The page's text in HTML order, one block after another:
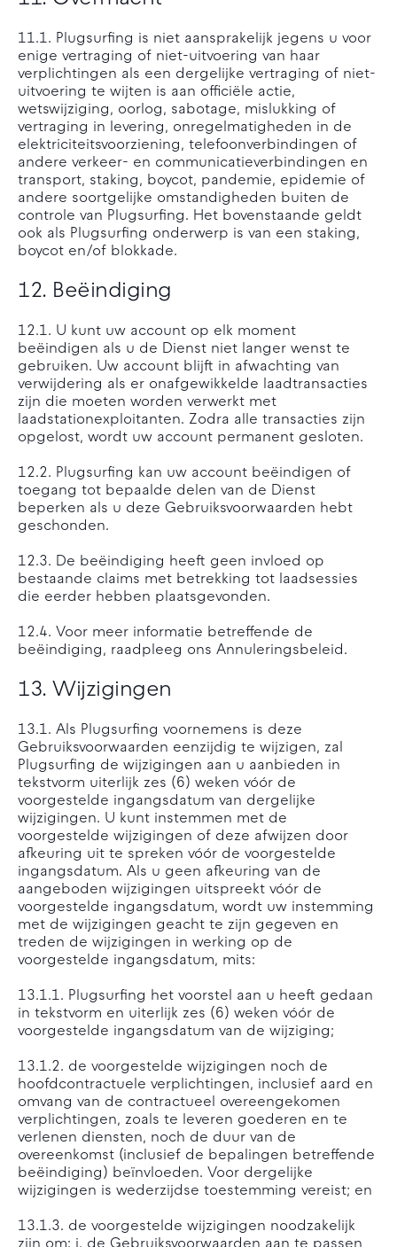
11.1. Plugsurfing is niet aansprakelijk jegens u voor
enige vertraging of niet-uitvoering van haar
verplichtingen als een dergelijke vertraging of niet-
uitvoering te wijten is aan officiële actie,
wetswijziging, oorlog, sabotage, mislukking of
vertraging in levering, onregelmatigheden in de
elektriciteitsvoorziening, telefoonverbindingen of
andere verkeer- en communicatieverbindingen en
transport, staking, boycot, pandemie, epidemie of
andere soortgelijke omstandigheden buiten de
controle van Plugsurfing. Het bovenstaande geldt
ook als Plugsurfing onderwerp is van een staking,
boycot en/of blokkade.
12. Beëindiging
12.1. U kunt uw account op elk moment
beëindigen als u de Dienst niet langer wenst te
gebruiken. Uw account blijft in afwachting van
verwijdering als er onafgewikkelde laadtransacties
zijn die moeten worden verwerkt met
laadstationexploitanten. Zodra alle transacties zijn
opgelost, wordt uw account permanent gesloten.
12.2. Plugsurfing kan uw account beëindigen of
toegang tot bepaalde delen van de Dienst
beperken als u deze Gebruiksvoorwaarden hebt
geschonden.
12.3. De beëindiging heeft geen invloed op
bestaande claims met betrekking tot laadsessies
die eerder hebben plaatsgevonden.
12.4. Voor meer informatie betreffende de
beëindiging, raadpleeg ons Annuleringsbeleid.
13. Wijzigingen
13.1. Als Plugsurfing voornemens is deze
Gebruiksvoorwaarden eenzijdig te wijzigen, zal
Plugsurfing de wijzigingen aan u aanbieden in
tekstvorm uiterlijk zes (6) weken vóór de
voorgestelde ingangsdatum van dergelijke
wijzigingen. U kunt instemmen met de
voorgestelde wijzigingen of deze afwijzen door
afkeuring uit te spreken vóór de voorgestelde
ingangsdatum. Als u geen afkeuring van de
aangeboden wijzigingen uitspreekt vóór de
voorgestelde ingangsdatum, wordt uw instemming
met de wijzigingen geacht te zijn gegeven en
treden de wijzigingen in werking op de
voorgestelde ingangsdatum, mits:
13.1.1. Plugsurfing het voorstel aan u heeft gedaan
in tekstvorm en uiterlijk zes (6) weken vóór de
voorgestelde ingangsdatum van de wijziging;
13.1.2. de voorgestelde wijzigingen noch de
hoofdcontractuele verplichtingen, inclusief aard en
omvang van de contractueel overeengekomen
verplichtingen, zoals te leveren goederen en te
verlenen diensten, noch de duur van de
overeenkomst (inclusief de bepalingen betreffende
beëindiging) beïnvloeden. Voor dergelijke
wijzigingen is wederzijdse toestemming vereist; en
13.1.3. de voorgestelde wijzigingen noodzakelijk